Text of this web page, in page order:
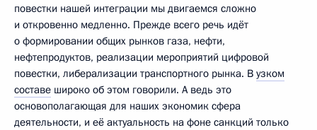
повестки нашей интеграции мы двигаемся сложно
и откровенно медленно. Прежде всего речь идёт
о формировании общих рынков газа, нефти,
нефтепродуктов, реализации мероприятий цифровой
повестки, либерализации транспортного рынка. В узком
составе широко об этом говорили. А ведь это
основополагающая для наших экономик сфера
деятельности, и её актуальность на фоне санкций только